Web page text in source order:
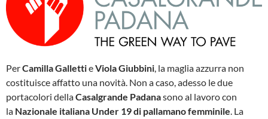
PerCamilla GallettieViola Giubbini, la maglia azzurra non
costituisce affatto una novità. Non a caso, adesso le due
portacolori dellaCasalgrande Padanasono al lavoro con
la Nazionale italiana Under 19 di pallamano femminile. La